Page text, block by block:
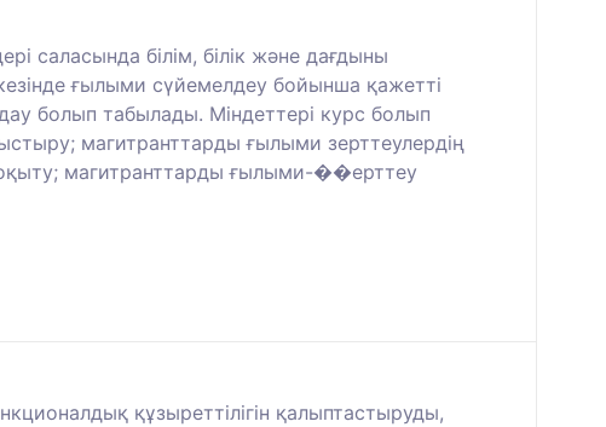
саласында білім, білік және дағдыны
ғылыми сүйемелдеу бойынша қажетті
болып табылады. Міндеттері курс болып
магитранттарды ғылыми зерттеулердің
оқыту; магитранттарды ғылыми-��ерттеу
құзыреттілігін қалыптастыруды,